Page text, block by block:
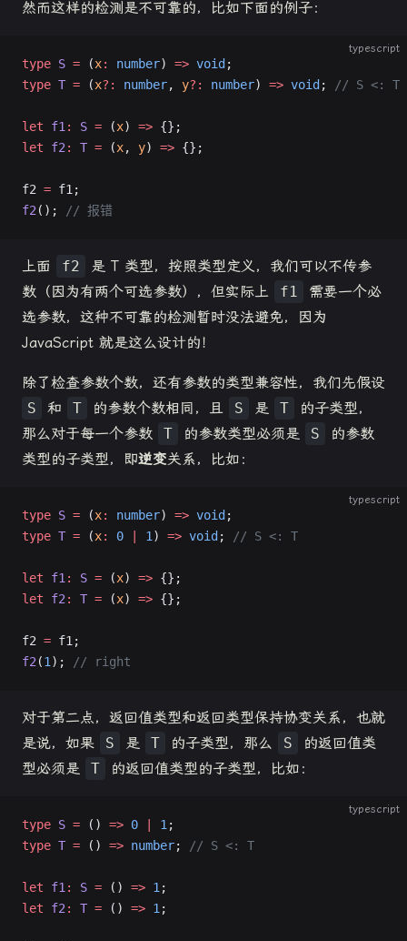
然而这样的检测是不可靠的，比如下面的例子：
typescript
type S = (x: number) => void;
type T = (x?: number, y?: number) => void; // S <: T
let f1 : S = (x) => {};
let f2 : T = (x, y) => {};
f2 = f1;
f2 (); // 报错
上面 f2
是 T 类型，按照类型定义，我们可以不传参
数（因为有两个可选参数），但实际上
f1
需要一个必
选参数，这种不可靠的检测暂时没法避免，因为
JavaScript 就是这么设计的！
除了检查参数个数，还有参数的类型兼容性，我们先假设
S
和 T 的参数个数相同，且 S 是 T
的子类型，
那么对于每一个参数
T 的参数类型必须是 S
的参数
类型的子类型，即逆变关系，比如：
typescript
type S = (x: number) => void;
type T = (x: 0 | 1 ) => void; // S <: T
let f1 : S = (x) => {};
let f2 : T = (x) => {};
f2 = f1;
f2 (1 ); // right
对于第二点，返回值类型和返回类型保持协变关系，也就
是说，如果
S 是 T 的子类型，那么 S
的返回值类
型必须是
T 的返回值类型的子类型，比如：
typescript
type S = () => 0 | 1 ;
type T = () => number; // S <: T
let f1 : S = () => 1 ;
let f2 : T = () => 1 ;